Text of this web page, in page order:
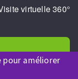
pour améliorer
virtuelle 360°